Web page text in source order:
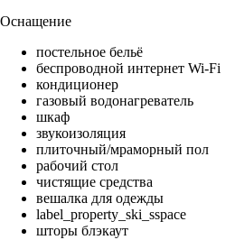
Оснащение
постельное бельё
беспроводной интернет Wi-Fi
кондиционер
газовый водонагреватель
шкаф
звукоизоляция
плиточный/мраморный пол
рабочий стол
чистящие средства
вешалка для одежды
label_property_ski_sspace
шторы блэкаут